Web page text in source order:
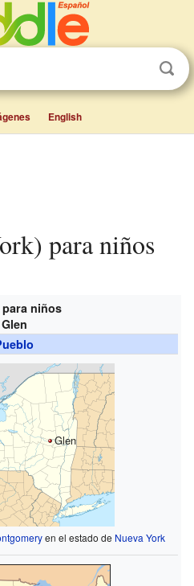
English
para niños
para niños
Glen
Glen
en el estado de Nueva York